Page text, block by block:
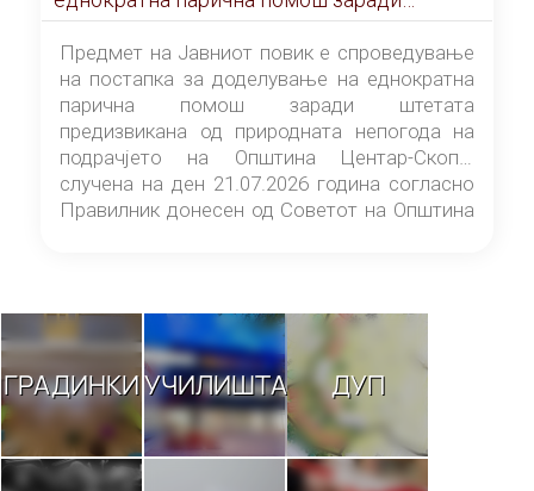
штетата предизвикана од природната
непогода на подрачјето на Општина
Центар-Скопје случена на ден 21.07.2026
година
Предмет на Јавниот повик е спроведување
на постапка за доделување на еднократна
парична помош заради штетата
предизвикана од природната непогода на
подрачјето на Општина Центар-Скопје
случена на ден 21.07.2026 година согласно
Правилник донесен од Советот на Општина
ГРАДИНКИУЧИЛИШТА ДУП